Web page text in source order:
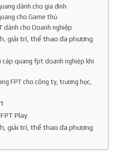
dành cho gia đình
cho Game thủ
dành cho Doanh nghiệp
giải trí, thể thao đa phương
cáp quang fpt doanh nghiệp khi
FPT cho công ty, trường học,
Play
giải trí, thể thao đa phương